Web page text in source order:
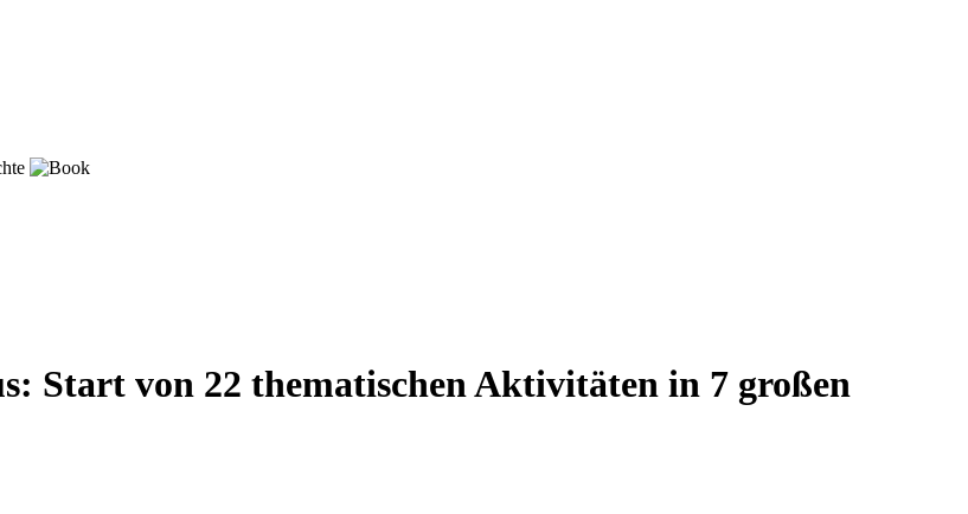
Start von 22 thematischen Aktivitäten in 7 großen